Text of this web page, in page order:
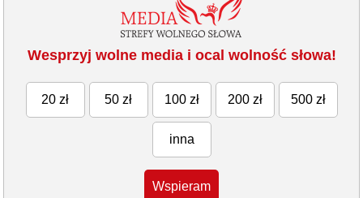
Wesprzyj wolne media i ocal wolność słowa!
20 zł 50 zł 100 zł 200 zł 500 zł
inna
Wspieram